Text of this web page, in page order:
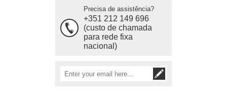
Precisa de assistência?
+351 212 149 696
(custo de chamada
para rede fixa
nacional)